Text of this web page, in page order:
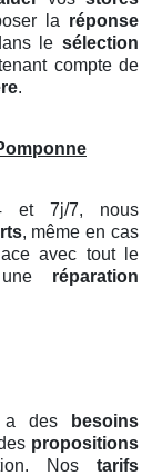
la réponse
le sélection
compte de
.
et 7j/7, nous
, même en cas
avec tout le
une réparation
a des
besoins
propositions
Nos tarifs